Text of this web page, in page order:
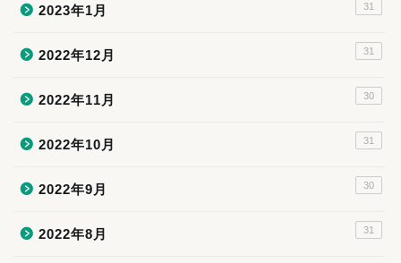
2023年1月 31
2022年12月 31
2022年11月 30
2022年10月 31
2022年9月 30
2022年8月 31